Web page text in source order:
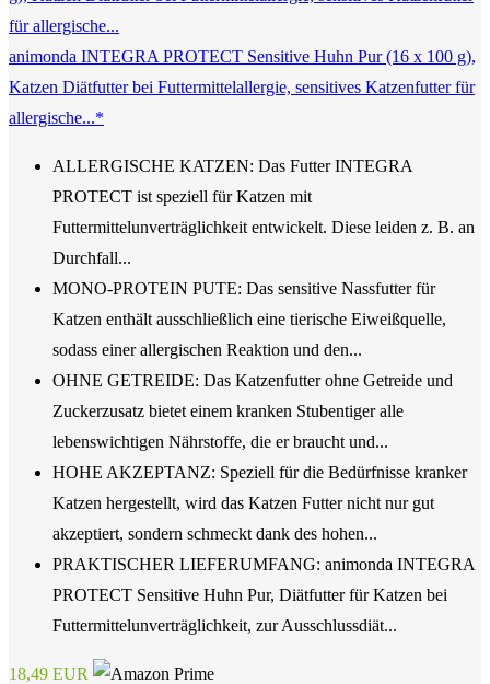
animonda INTEGRA PROTECT Sensitive Huhn Pur (16 x 100 g),
Katzen Diätfutter bei Futtermittelallergie, sensitives Katzenfutter für
allergische...*
ALLERGISCHE KATZEN: Das Futter INTEGRA
PROTECT ist speziell für Katzen mit
Futtermittelunverträglichkeit entwickelt. Diese leiden z. B. an
Durchfall...
MONO-PROTEIN PUTE: Das sensitive Nassfutter für
Katzen enthält ausschließlich eine tierische Eiweißquelle,
sodass einer allergischen Reaktion und den...
OHNE GETREIDE: Das Katzenfutter ohne Getreide und
Zuckerzusatz bietet einem kranken Stubentiger alle
lebenswichtigen Nährstoffe, die er braucht und...
HOHE AKZEPTANZ: Speziell für die Bedürfnisse kranker
Katzen hergestellt, wird das Katzen Futter nicht nur gut
akzeptiert, sondern schmeckt dank des hohen...
PRAKTISCHER LIEFERUMFANG: animonda INTEGRA
PROTECT Sensitive Huhn Pur, Diätfutter für Katzen bei
Futtermittelunverträglichkeit, zur Ausschlussdiät...
18,49 EUR